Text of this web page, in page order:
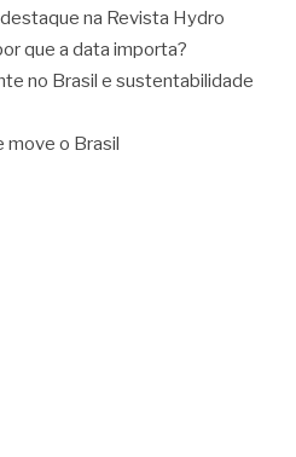
na Revista Hydro
que a data importa?
no Brasil e sustentabilidade
move o Brasil